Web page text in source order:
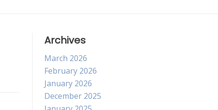
Archives
March 2026
February 2026
January 2026
December 2025